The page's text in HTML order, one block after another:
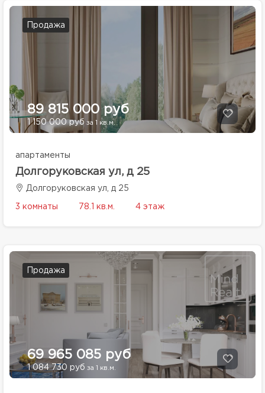
Продажа
89 815 000 руб
1 150 000 руб за 1 кв.м.
апартаменты
Долгоруковская ул, д 25
Долгоруковская ул, д 25
3 комнаты 78.1 кв.м. 4 этаж
Продажа
69 965 085 руб
1 084 730 руб за 1 кв.м.